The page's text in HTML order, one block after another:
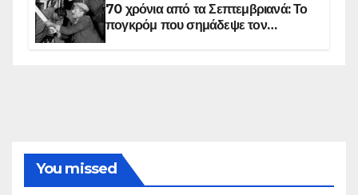
70 χρόνια από τα Σεπτεμβριανά: Το
πογκρόμ που σημάδεψε τον
You missed